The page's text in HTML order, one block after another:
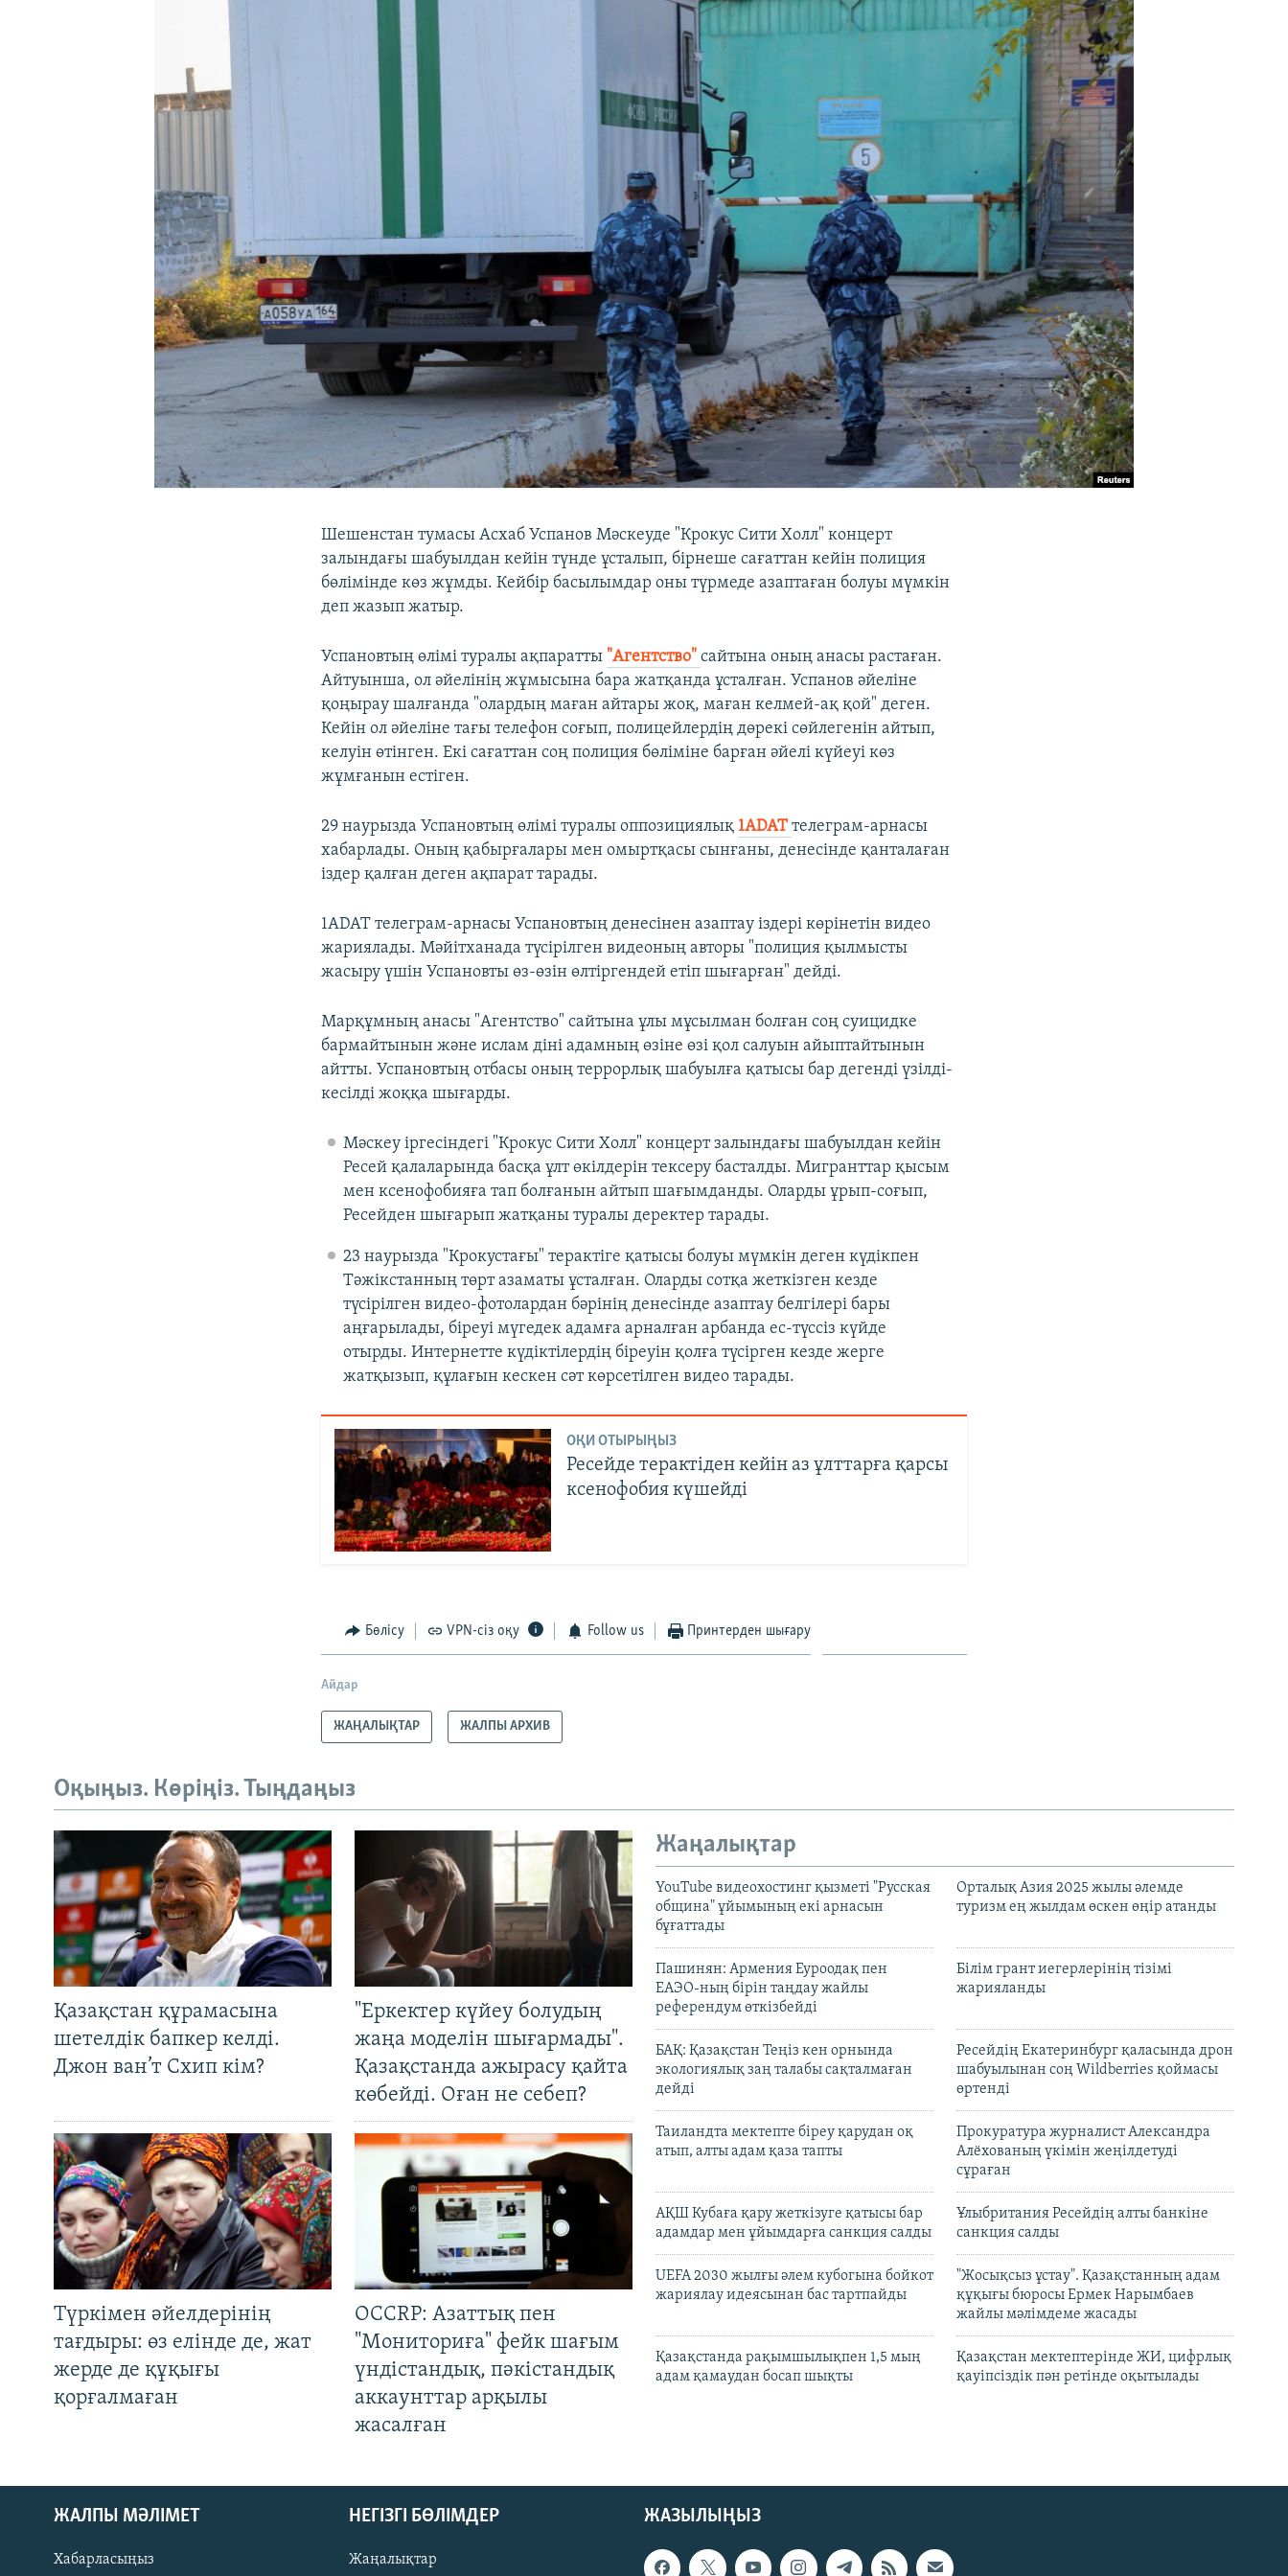
Шешенстан тумасы Асхаб Успанов Мәскеуде "Крокус Сити Холл" концерт
залындағы шабуылдан кейін түнде ұсталып, бірнеше сағаттан кейін полиция
бөлімінде көз жұмды. Кейбір басылымдар оны түрмеде азаптаған болуы мүмкін
деп жазып жатыр.
Успановтың өлімі туралы ақпаратты "Агентство" сайтына оның анасы растаған.
Айтуынша, ол әйелінің жұмысына бара жатқанда ұсталған. Успанов әйеліне
қоңырау шалғанда "олардың маған айтары жоқ, маған келмей-ақ қой" деген.
Кейін ол әйеліне тағы телефон соғып, полицейлердің дөрекі сөйлегенін айтып,
келуін өтінген. Екі сағаттан соң полиция бөліміне барған әйелі күйеуі көз
жұмғанын естіген.
29 наурызда Успановтың өлімі туралы оппозициялық 1ADAT телеграм-арнасы
хабарлады. Оның қабырғалары мен омыртқасы сынғаны, денесінде қанталаған
іздер қалған деген ақпарат тарады.
1ADAT телеграм-арнасы Успановтың денесінен азаптау іздері көрінетін видео
жариялады. Мәйітханада түсірілген видеоның авторы "полиция қылмысты
жасыру үшін Успановты өз-өзін өлтіргендей етіп шығарған" дейді.
Марқұмның анасы "Агентство" сайтына ұлы мұсылман болған соң суицидке
бармайтынын және ислам діні адамның өзіне өзі қол салуын айыптайтынын
айтты. Успановтың отбасы оның террорлық шабуылға қатысы бар дегенді үзілді-
кесілді жоққа шығарды.
Мәскеу іргесіндегі "Крокус Сити Холл" концерт залындағы шабуылдан кейін
Ресей қалаларында басқа ұлт өкілдерін тексеру басталды. Мигранттар қысым
мен ксенофобияға тап болғанын айтып шағымданды. Оларды ұрып-соғып,
Ресейден шығарып жатқаны туралы деректер тарады.
23 наурызда "Крокустағы" терактіге қатысы болуы мүмкін деген күдікпен
Тәжікстанның төрт азаматы ұсталған. Оларды сотқа жеткізген кезде
түсірілген видео-фотолардан бәрінің денесінде азаптау белгілері бары
аңғарылады, біреуі мүгедек адамға арналған арбанда ес-түссіз күйде
отырды. Интернетте күдіктілердің біреуін қолға түсірген кезде жерге
жатқызып, құлағын кескен сәт көрсетілген видео тарады.
ОҚИ ОТЫРЫҢЫЗ
Ресейде терактіден кейін аз ұлттарға қарсы
ксенофобия күшейді
Бөлісу VPN-сіз оқу Follow us Принтерден шығару
Айдар
ЖАҢАЛЫҚТАР ЖАЛПЫ АРХИВ
Оқыңыз. Көріңіз. Тыңдаңыз
Қазақстан құрамасына
шетелдік бапкер келді.
Джон ван’т Схип кім?
"Еркектер күйеу болудың
жаңа моделін шығармады".
Қазақстанда ажырасу қайта
көбейді. Оған не себеп?
Түркімен әйелдерінің
тағдыры: өз елінде де, жат
жерде де құқығы
қорғалмаған
OCCRP: Азаттық пен
"Мониториға" фейк шағым
үндістандық, пәкістандық
аккаунттар арқылы
жасалған
Жаңалықтар
YouTube видеохостинг қызметі "Русская
община" ұйымының екі арнасын
бұғаттады
Орталық Азия 2025 жылы әлемде
туризм ең жылдам өскен өңір атанды
Пашинян: Армения Еуроодақ пен
ЕАЭО-ның бірін таңдау жайлы
референдум өткізбейді
Білім грант иегерлерінің тізімі
жарияланды
БАҚ: Қазақстан Теңіз кен орнында
экологиялық заң талабы сақталмаған
дейді
Ресейдің Екатеринбург қаласында дрон
шабуылынан соң Wildberries қоймасы
өртенді
Таиландта мектепте біреу қарудан оқ
атып, алты адам қаза тапты
Прокуратура журналист Александра
Алёхованың үкімін жеңілдетуді
сұраған
АҚШ Кубаға қару жеткізуге қатысы бар
адамдар мен ұйымдарға санкция салды
Ұлыбритания Ресейдің алты банкіне
санкция салды
UEFA 2030 жылғы әлем кубогына бойкот
жариялау идеясынан бас тартпайды
"Жосықсыз ұстау". Қазақстанның адам
құқығы бюросы Ермек Нарымбаев
жайлы мәлімдеме жасады
Қазақстанда рақымшылықпен 1,5 мың
адам қамаудан босап шықты
Қазақстан мектептерінде ЖИ, цифрлық
қауіпсіздік пән ретінде оқытылады
ЖАЗЫЛЫҢЫЗ
ЖАЛПЫ МӘЛІМЕТ
Хабарласыңыз
НЕГІЗГІ БӨЛІМДЕР
Жаңалықтар